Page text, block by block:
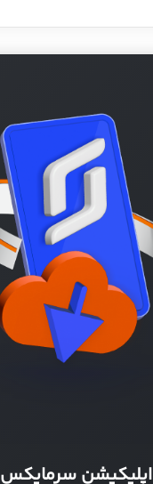
اپلیکیشن سرمایکس